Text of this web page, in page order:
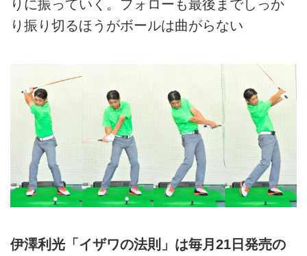
りに振っていく。フォローも最後までしっか
り振り切るほうがボールは曲がらない
伊澤利光「イザワの法則」は毎月21日発売の